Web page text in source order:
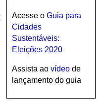
Acesse oGuia para
Cidades
Sustentáveis:
Eleições 2020
Assista aovídeo de
lançamento do guia